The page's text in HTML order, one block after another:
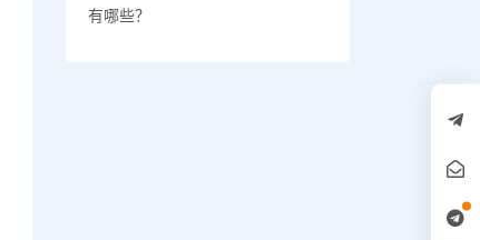
有哪些？